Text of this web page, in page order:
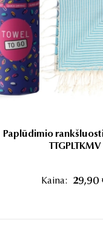
Paplūdimio
TTGPLTKMV
Kaina: 29,90